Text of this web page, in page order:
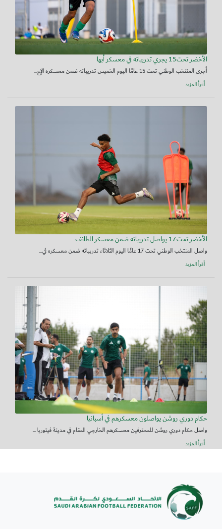
الأخضر تحت15 يجري تدريباته في معسكر أبها
أجرى المنتخب الوطني تحت 15 عامًا اليوم الخميس تدريباته ضمن معسكره الإع...
أقرأ المزيد
الأخضر تحت17 يواصل تدريباته ضمن معسكر الطائف
واصل المنتخب الوطني تحت 17 عامًا اليوم الثلاثاء تدريباته ضمن معسكره في...
أقرأ المزيد
حكام دوري روشن يواصلون معسكرهم في أسبانيا
واصل حكام دوري روشن للمحترفين معسكرهم الخارجي المقام في مدينة فيتوريا ...
أقرأ المزيد